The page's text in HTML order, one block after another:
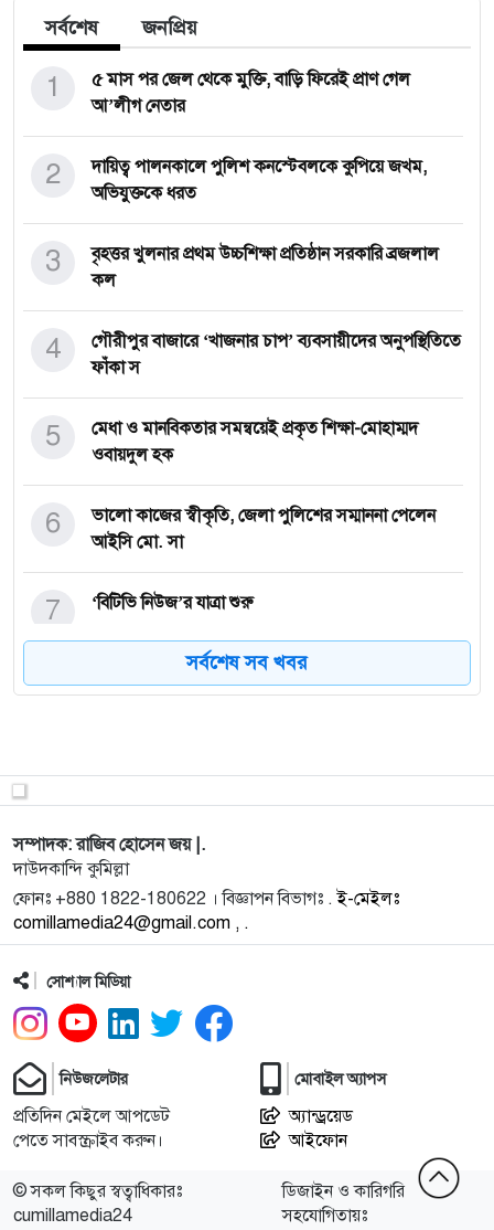
সর্বশেষ জনপ্রিয়
৫ মাস পর জেল থেকে মুক্তি, বাড়ি ফিরেই প্রাণ গেল
আ’লীগ নেতার
1
দায়িত্ব পালনকালে পুলিশ কনস্টেবলকে কুপিয়ে জখম,
অভিযুক্তকে ধরত
2
বৃহত্তর খুলনার প্রথম উচ্চশিক্ষা প্রতিষ্ঠান সরকারি ব্রজলাল
কল
3
গৌরীপুর বাজারে ‘খাজনার চাপ’ ব্যবসায়ীদের অনুপস্থিতিতে
ফাঁকা স
4
মেধা ও মানবিকতার সমন্বয়েই প্রকৃত শিক্ষা-মোহাম্মদ
ওবায়দুল হক
5
ভালো কাজের স্বীকৃতি, জেলা পুলিশের সম্মাননা পেলেন
আইসি মো. সা
6
‘বিটিভি নিউজ’র যাত্রা শুরু
7
শহিদ নগর এমএ জলিল উচ্চ বিদ্যালয়ের এডহক কমিটির
8
কুমিল্লার দাউদকান্দিতে পৌরসভার ৪৩ কোটি টাকার বাজেট
9
সিঙ্গাপুর থেকে পার্থগামী ফ্লাইটে নারী যাত্রীকে যৌন নির্যাতনে
10
দাউদকান্দিতে আব্দুল্লাহ আল রয়েলের বিরুদ্ধে ‘মিথ্যা
11
হোমনায় ক্রয়কৃত জমি দখলের অপচেষ্টা ও প্রাণনাশের
12
দাউদকান্দিতে ইসলামী ব্যাংকিং ধ্বংসের ষড়যন্ত্রের প্রতিবাদে
মা
13
অতীতের রাষ্ট্রপরিচালকেরা দুর্নীতি করে আঙুল ফুলে বটগাছ
14
সর্বশেষ সব খবর
সম্পাদক: রাজিব হোসেন জয় |.
দাউদকান্দি কুমিল্লা
ফোনঃ +880 1822-180622 । বিজ্ঞাপন বিভাগঃ .ই-মেইলঃ
comillamedia24@gmail.com , .
সোশ্যাল মিডিয়া
নিউজলেটার
প্রতিদিন মেইলে আপডেট
পেতে সাবস্ক্রাইব করুন।
মোবাইল অ্যাপস
অ্যান্ড্রয়েড
আইফোন
© সকল কিছুর স্বত্বাধিকারঃ
cumillamedia24
ডিজাইন ও কারিগরি
সহযোগিতায়ঃ